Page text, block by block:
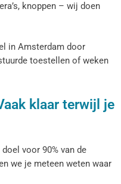
knoppen – wij doen
in Amsterdam door
toestellen of weken
klaar terwijl je
voor 90% van de
we je meteen weten waar